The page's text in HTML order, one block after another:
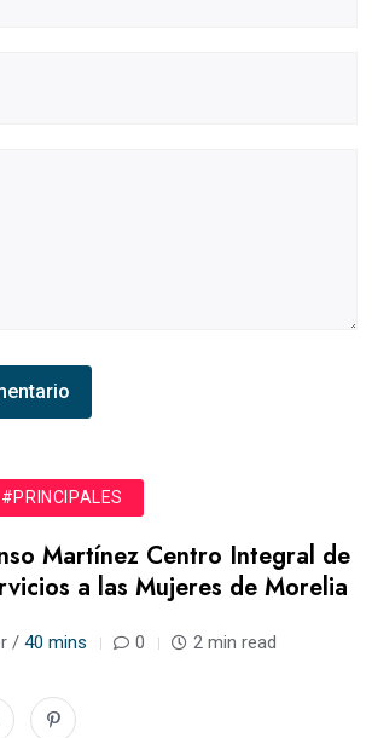
#PRINCIPALES
Martínez Centro Integral de
a las Mujeres de Morelia
/ 40 mins 0 2 min read